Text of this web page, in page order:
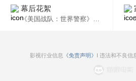
公映遇到了障碍。
幕后花絮
影视行业信息 《免责声明》 I 违法和不良